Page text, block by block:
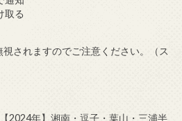
取る
されますのでご注意ください。（ス
2024年】湘南・逗子・葉山・三浦半